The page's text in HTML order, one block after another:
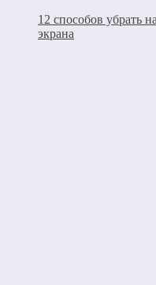
12 способов убрать
экрана